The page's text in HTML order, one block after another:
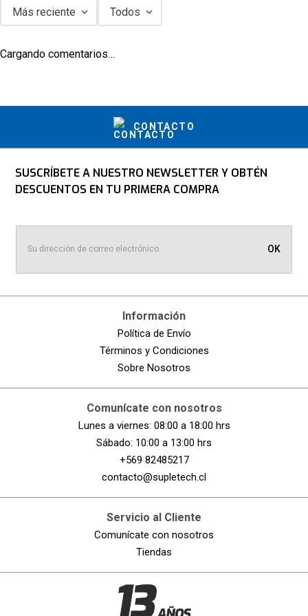
Más reciente Todos
Cargando comentarios…
CONTACTO
SUSCRÍBETE A NUESTRO NEWSLETTER Y OBTÉN
DESCUENTOS EN TU PRIMERA COMPRA
OK
Información
Política de Envío
Términos y Condiciones
Sobre Nosotros
Comunícate con nosotros
Lunes a viernes: 08:00 a 18:00 hrs
Sábado: 10:00 a 13:00 hrs
+569 82485217
contacto@supletech.cl
Servicio al Cliente
Comunícate con nosotros
Tiendas